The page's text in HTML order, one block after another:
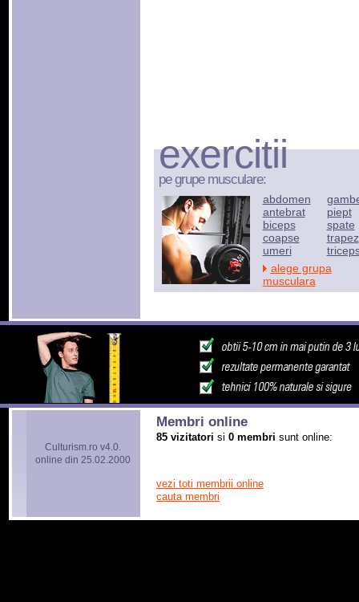
exercitii
pe grupe musculare:
abdomen
antebrat
biceps
coapse
umeri
piept
spate
trapez
alege grupa
musculara
Culturism.ro v4.0.
online din 25.02.2000
Membri online
85 vizitatori si 0 membri sunt online:
vezi toti membrii online
cauta membri